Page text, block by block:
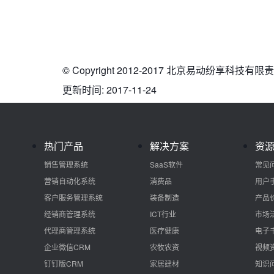
© Copyright 2012-2017 北京易动纷享科技有限
更新时间: 2017-11-24
热门产品
销售管理系统
营销自动化系统
客户服务管理系统
经销商管理系统
代理商管理系统
企业微信CRM
钉钉版CRM
解决方案
SaaS软件
消费品
装备制造
ICT行业
医疗健康
农牧农资
家居建材
资
常见
用户
产品
市场
电子
视频
知识